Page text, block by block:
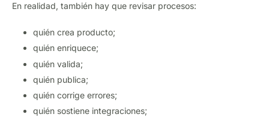
En realidad, también hay que revisar procesos:
quién crea producto;
quién enriquece;
quién valida;
quién publica;
quién corrige errores;
quién sostiene integraciones;